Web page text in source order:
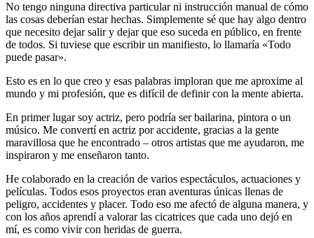
No tengo ninguna directiva particular ni instrucción manual de cómo
las cosas deberían estar hechas. Simplemente sé que hay algo dentro
que necesito dejar salir y dejar que eso suceda en público, en frente
de todos. Si tuviese que escribir un manifiesto, lo llamaría «Todo
puede pasar».
Esto es en lo que creo y esas palabras imploran que me aproxime al
mundo y mi profesión, que es difícil de definir con la mente abierta.
En primer lugar soy actriz, pero podría ser bailarina, pintora o un
músico. Me convertí en actriz por accidente, gracias a la gente
maravillosa que he encontrado – otros artistas que me ayudaron, me
inspiraron y me enseñaron tanto.
He colaborado en la creación de varios espectáculos, actuaciones y
películas. Todos esos proyectos eran aventuras únicas llenas de
peligro, accidentes y placer. Todo eso me afectó de alguna manera, y
con los años aprendí a valorar las cicatrices que cada uno dejó en
mí, es como vivir con heridas de guerra.